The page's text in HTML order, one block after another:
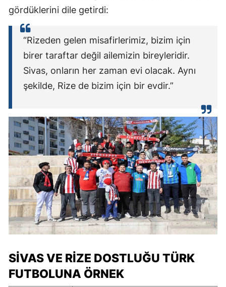
gördüklerini dile getirdi:
“Rizeden gelen misafirlerimiz, bizim için
birer taraftar değil ailemizin bireyleridir.
Sivas, onların her zaman evi olacak. Aynı
şekilde, Rize de bizim için bir evdir.”
SIVAS VE RIZE DOSTLUĞU TÜRK
FUTBOLUNA ÖRNEK